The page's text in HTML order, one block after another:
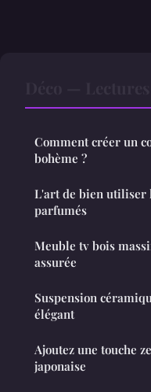
Comment créer un
bohème ?
L'art de bien utiliser
parfumés
Meuble tv bois
assurée
Suspension
élégant
Ajoutez une touche
japonaise